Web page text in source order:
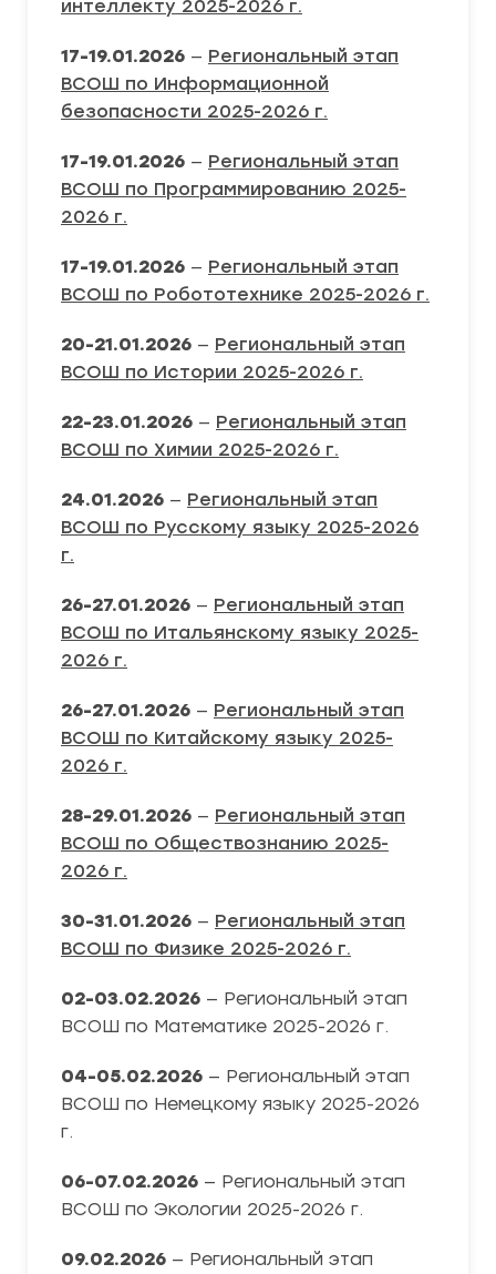
интеллекту 2025-2026 г.
17-19.01.2026 — Региональный этап
ВСОШ по Информационной
безопасности 2025-2026 г.
17-19.01.2026 — Региональный этап
ВСОШ по Программированию 2025-
2026 г.
17-19.01.2026 — Региональный этап
ВСОШ по Робототехнике 2025-2026 г.
20-21.01.2026 — Региональный этап
ВСОШ по Истории 2025-2026 г.
22-23.01.2026 — Региональный этап
ВСОШ по Химии 2025-2026 г.
24.01.2026 — Региональный этап
ВСОШ по Русскому языку 2025-2026
г.
26-27.01.2026 — Региональный этап
ВСОШ по Итальянскому языку 2025-
2026 г.
26-27.01.2026 — Региональный этап
ВСОШ по Китайскому языку 2025-
2026 г.
28-29.01.2026 — Региональный этап
ВСОШ по Обществознанию 2025-
2026 г.
30-31.01.2026 — Региональный этап
ВСОШ по Физике 2025-2026 г.
02-03.02.2026 — Региональный этап
ВСОШ по Математике 2025-2026 г.
04-05.02.2026 — Региональный этап
ВСОШ по Немецкому языку 2025-2026
г.
06-07.02.2026 — Региональный этап
ВСОШ по Экологии 2025-2026 г.
09.02.2026 — Региональный этап